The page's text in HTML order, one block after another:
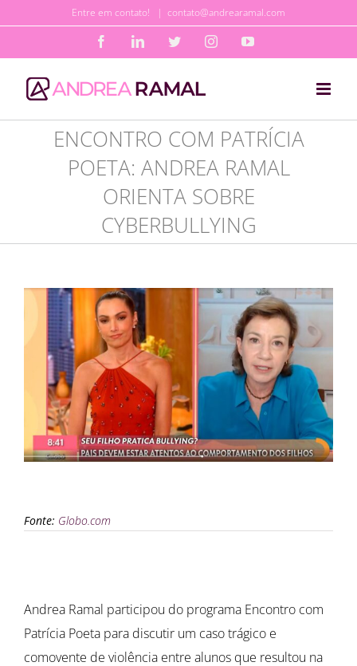
o
conteúdo
Entre em contato! | contato@andrearamal.com
FacebookLinkedInTwitterInstagramYouTube
ENCONTRO COM PATRÍCIA
POETA: ANDREA RAMAL
ORIENTA SOBRE
CYBERBULLYING
Fonte: Globo.com
Andrea Ramal participou do programa Encontro com
Patrícia Poeta para discutir um caso trágico e
comovente de violência entre alunos que resultou na